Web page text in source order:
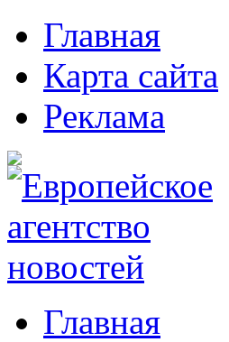
Главная
Карта сайта
Реклама
Главная